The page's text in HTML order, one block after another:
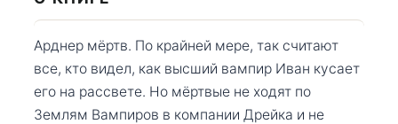
Арднер мёртв. По крайней мере, так считают
все, кто видел, как высший вампир Иван кусает
его на рассвете. Но мёртвые не ходят по
Землям Вампиров в компании Дрейка и не